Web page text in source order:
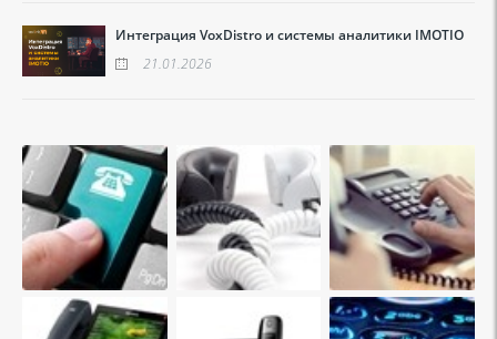
Интеграция VoxDistro и системы аналитики IMOTIO
21.01.2026